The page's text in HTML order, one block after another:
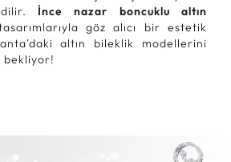
İnce nazar boncuklu altın
göz alıcı bir estetik
altın bileklik modellerini
bekliyor!